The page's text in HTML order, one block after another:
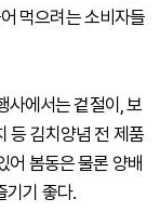
먹으려는 소비자들
사에서는 겉절이, 보
등 김치양념 전 제품
어 봄동은 물론 양배
기기 좋다.